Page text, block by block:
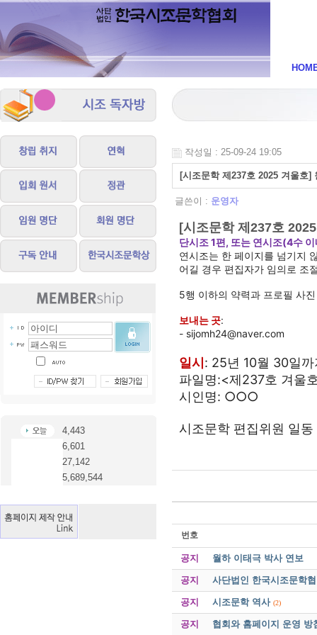
4,443
6,601
27,142
5,689,544
작성일 : 25-09-24 19:05
[시조문학 제237호 2025 겨울호]
글쓴이 : 운영자
[시조문학 제237호
단시조 1편, 또는 연시조(4수
연시조는 한 페이지를 넘기지
어길 경우 편집자가 임의로 조
5행 이하의 약력과 프로필 사
보내는 곳:
- sijomh24@naver.com
일시 : 25년 10월 30일까
파일명:<제237호 겨울
시인명: ○○○
시조문학 편집위원 일동
번호
공지 월하 이태극 박사 연보
공지 사단법인 한국시조문학
공지 시조문학 역사 (2)
공지 협회와 홈페이지 운영 방